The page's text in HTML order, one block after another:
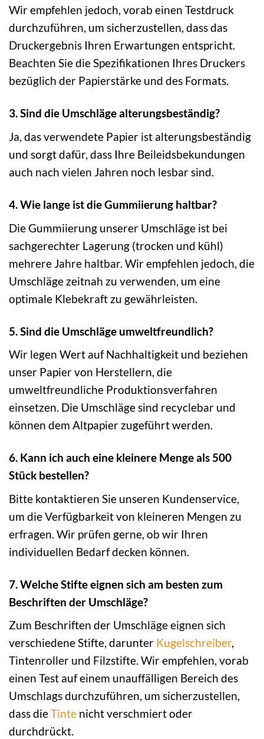
Wir empfehlen jedoch, vorab einen Testdruck
durchzuführen, um sicherzustellen, dass das
Druckergebnis Ihren Erwartungen entspricht.
Beachten Sie die Spezifikationen Ihres Druckers
bezüglich der Papierstärke und des Formats.
3. Sind die Umschläge alterungsbeständig?
Ja, das verwendete Papier ist alterungsbeständig
und sorgt dafür, dass Ihre Beileidsbekundungen
auch nach vielen Jahren noch lesbar sind.
4. Wie lange ist die Gummiierung haltbar?
Die Gummiierung unserer Umschläge ist bei
sachgerechter Lagerung (trocken und kühl)
mehrere Jahre haltbar. Wir empfehlen jedoch, die
Umschläge zeitnah zu verwenden, um eine
optimale Klebekraft zu gewährleisten.
5. Sind die Umschläge umweltfreundlich?
Wir legen Wert auf Nachhaltigkeit und beziehen
unser Papier von Herstellern, die
umweltfreundliche Produktionsverfahren
einsetzen. Die Umschläge sind recyclebar und
können dem Altpapier zugeführt werden.
6. Kann ich auch eine kleinere Menge als 500
Stück bestellen?
Bitte kontaktieren Sie unseren Kundenservice,
um die Verfügbarkeit von kleineren Mengen zu
erfragen. Wir prüfen gerne, ob wir Ihren
individuellen Bedarf decken können.
7. Welche Stifte eignen sich am besten zum
Beschriften der Umschläge?
Zum Beschriften der Umschläge eignen sich
verschiedene Stifte, darunter Kugelschreiber,
Tintenroller und Filzstifte. Wir empfehlen, vorab
einen Test auf einem unauffälligen Bereich des
Umschlags durchzuführen, um sicherzustellen,
dass dieTinte nicht verschmiert oder
durchdrückt.